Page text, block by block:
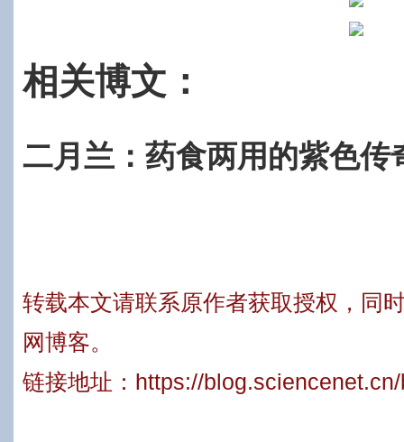
相关博文：
二月兰：药食两用的紫色传
转载本文请联系原作者获取授权，同
网博客。
链接地址： https://